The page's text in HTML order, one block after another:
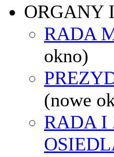
ORGANY
RADA
okno)
(nowe
RADA I